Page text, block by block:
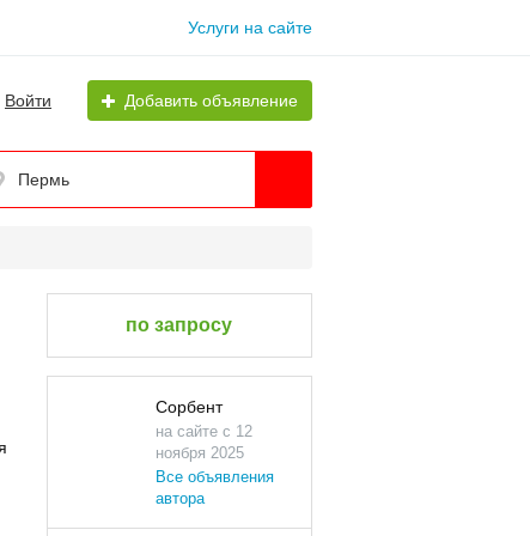
Услуги на сайте
Войти Добавить объявление
Пермь
по запросу
Сорбент
на сайте с 12
ноября 2025
Все объявления
автора